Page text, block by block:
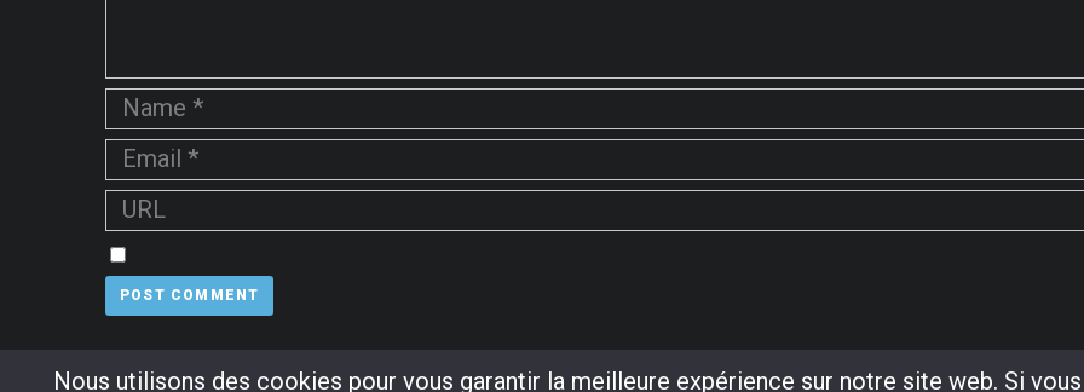
Nous utilisons des cookies pour vous garantir la meilleure expérience sur notre site web. Si